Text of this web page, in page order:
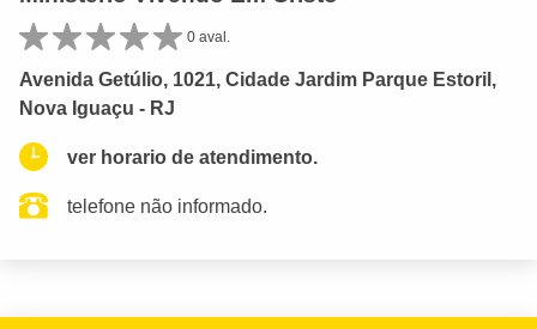
0 aval.
Avenida Getúlio, 1021, Cidade Jardim Parque Estoril,
Nova Iguaçu - RJ
ver horario de atendimento.
telefone não informado.